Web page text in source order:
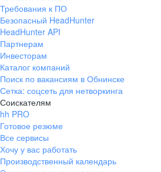
Требования к ПО
Безопасный HeadHunter
HeadHunter API
Партнерам
Инвесторам
Каталог компаний
Поиск по вакансиям в Обнинске
Сетка: соцсеть для нетворкинга
Соискателям
hh PRO
Готовое резюме
Все сервисы
Хочу у вас работать
Производственный календарь